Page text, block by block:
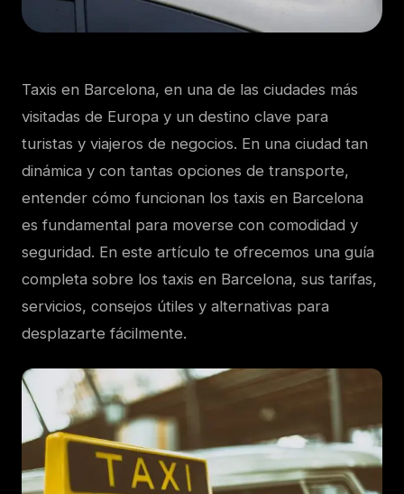
Taxis en Barcelona, en una de las ciudades más
visitadas de Europa y un destino clave para
turistas y viajeros de negocios. En una ciudad tan
dinámica y con tantas opciones de transporte,
entender cómo funcionan los taxis en Barcelona
es fundamental para moverse con comodidad y
seguridad. En este artículo te ofrecemos una guía
completa sobre los taxis en Barcelona, sus tarifas,
servicios, consejos útiles y alternativas para
desplazarte fácilmente.